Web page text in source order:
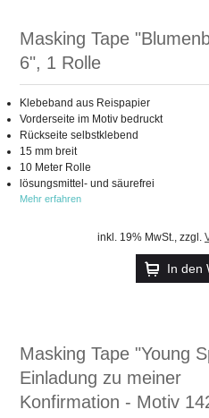
Masking Tape
6", 1 Rolle
Klebeband aus Reispapier
Vorderseite im Motiv bedruckt
Rückseite selbstklebend
15 mm breit
10 Meter Rolle
lösungsmittel- und säurefrei
Mehr erfahren
inkl. 19% MwSt., zzgl.
In den
Masking Tape "Young
Einladung zu meiner
Konfirmation - Motiv